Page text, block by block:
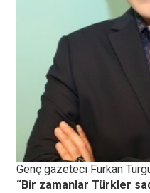
Genç gazeteci Furkan
“Bir zamanlar Türkler